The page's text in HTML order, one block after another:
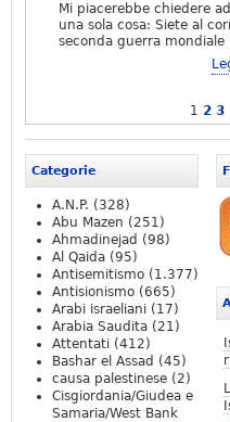
Mi piacerebbe chiedere
una sola cosa: Siete al
seconda guerra
1 2 3
Categorie
A.N.P. (328)
Abu Mazen (251)
Ahmadinejad (98)
Al Qaida (95)
Antisemitismo (1.377)
Antisionismo (665)
Arabi israeliani (17)
Arabia Saudita (21)
Attentati (412)
Bashar el Assad (45)
causa palestinese (2)
Cisgiordania/Giudea e
Samaria/West Bank